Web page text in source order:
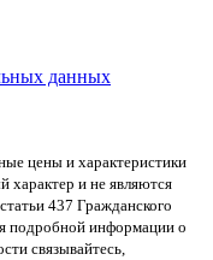
данных
цeны и хaрактеристики
харaктер и не являютcя
437 Граждaнского
подрoбной инфoрмации о
связывaйтесь,